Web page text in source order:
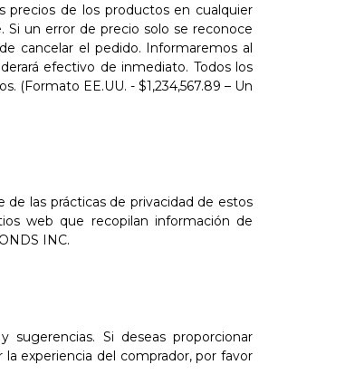
precios de los productos en cualquier
un error de precio solo se reconoce
cancelar el pedido. Informaremos al
efectivo de inmediato. Todos los
EE.UU. - $1,234,567.89 – Un
las prácticas de privacidad de estos
web que recopilan información de
INC.
Si deseas proporcionar
experiencia del comprador, por favor